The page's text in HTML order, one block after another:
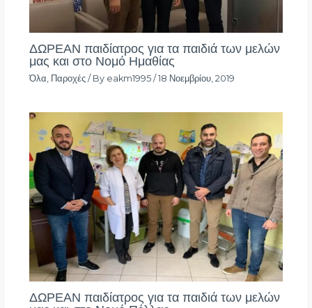
ΔΩΡΕΑΝ παιδίατρος για τα παιδιά των μελών
μας και στο Νομό Ημαθίας
Όλα, Παροχές/ By eakm1995 / 18 Νοεμβρίου, 2019
ΔΩΡΕΑΝ παιδίατρος για τα παιδιά των μελών